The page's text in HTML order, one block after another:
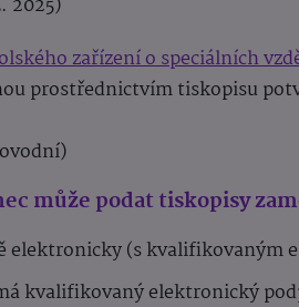
zařízení o speciálních
prostřednictvím tiskopisu
může podat tiskopisy
elektronicky (s kvalifikovaným
kvalifikovaný elektronický